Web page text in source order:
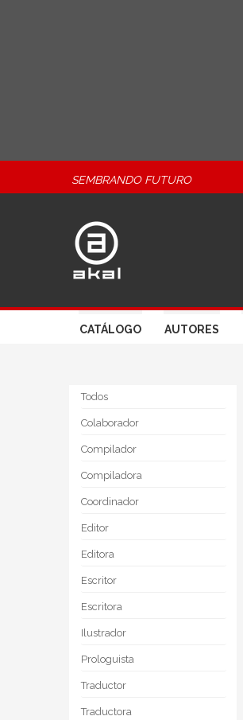
SEMBRANDO FUTURO
CATÁLOGO AUTORES
Todos
Colaborador
Compilador
Compiladora
Coordinador
Editor
Editora
Escritor
Escritora
Ilustrador
Prologuista
Traductor
Traductora